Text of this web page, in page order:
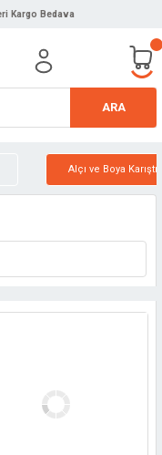
Kargo Bedava
ARA
Alçı ve Boya